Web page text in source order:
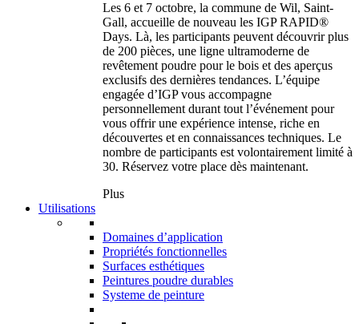
Les 6 et 7 octobre, la commune de Wil, Saint-
Gall, accueille de nouveau les IGP RAPID®
Days. Là, les participants peuvent découvrir plus
de 200 pièces, une ligne ultramoderne de
revêtement poudre pour le bois et des aperçus
exclusifs des dernières tendances. L’équipe
engagée d’IGP vous accompagne
personnellement durant tout l’événement pour
vous offrir une expérience intense, riche en
découvertes et en connaissances techniques. Le
nombre de participants est volontairement limité à
30. Réservez votre place dès maintenant.
Plus
Utilisations
Domaines d’application
Propriétés fonctionnelles
Surfaces esthétiques
Peintures poudre durables
Systeme de peinture